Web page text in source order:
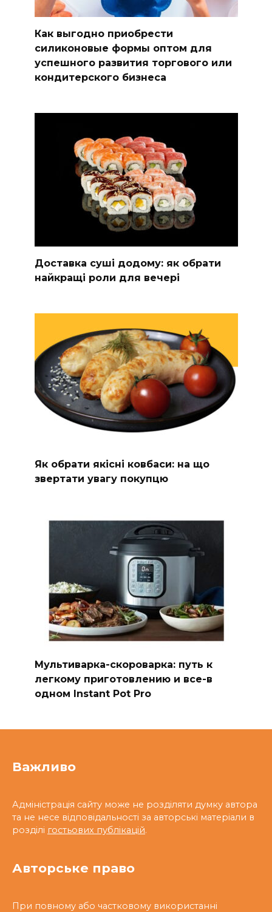
Как выгодно приобрести
силиконовые формы оптом для
успешного развития торгового или
кондитерского бизнеса
Доставка суші додому: як обрати
найкращі роли для вечері
Як обрати якісні ковбаси: на що
звертати увагу покупцю
Мультиварка-скороварка: путь к
легкому приготовлению и все-в
одном Instant Pot Pro
Важливо
Адміністрація сайту може не розділяти думку автора
та не несе відповідальності за авторські матеріали в
розділі гостьових публікацій.
Авторське право
При повному або частковому використанні